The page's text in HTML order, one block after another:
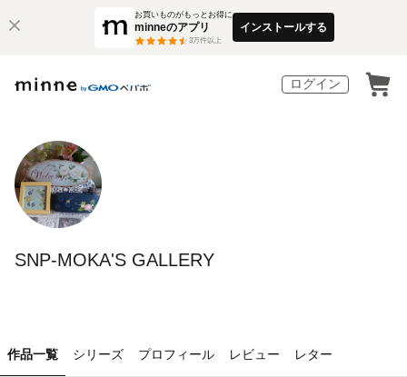
お買いものがもっとお得に
minneのアプリ
3万件以上
インストールする
ログイン
SNP-MOKA'S GALLERY
作品一覧 シリーズ プロフィール レビュー レター